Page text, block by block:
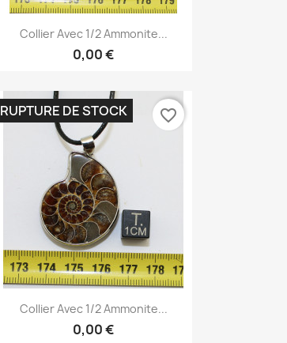
Aperçu rapide
Collier Avec 1/2 Ammonite...
0,00 €
Aperçu rapide
Collier Avec 1/2 Ammonite...
0,00 €
RUPTURE DE STOCK favorite_border